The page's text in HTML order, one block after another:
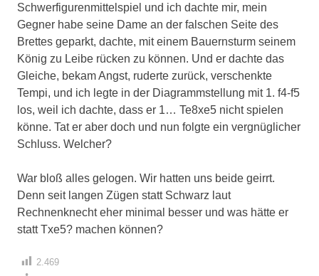
Schwerfigurenmittelspiel und ich dachte mir, mein
Gegner habe seine Dame an der falschen Seite des
Brettes geparkt, dachte, mit einem Bauernsturm seinem
König zu Leibe rücken zu können. Und er dachte das
Gleiche, bekam Angst, ruderte zurück, verschenkte
Tempi, und ich legte in der Diagrammstellung mit 1. f4-f5
los, weil ich dachte, dass er 1… Te8xe5 nicht spielen
könne. Tat er aber doch und nun folgte ein vergnüglicher
Schluss. Welcher?
War bloß alles gelogen. Wir hatten uns beide geirrt.
Denn seit langen Zügen statt Schwarz laut
Rechnenknecht eher minimal besser und was hätte er
statt Txe5? machen können?
2.469